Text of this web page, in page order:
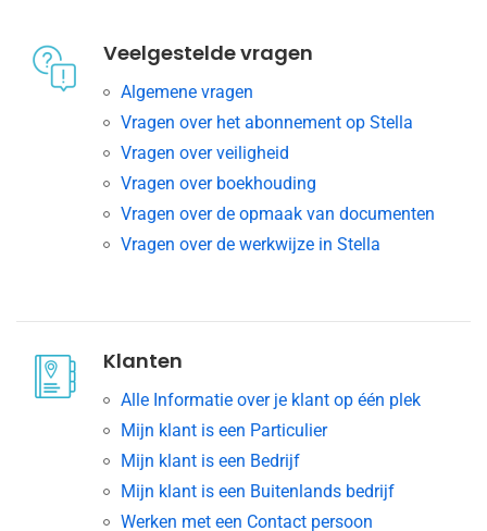
Veelgestelde vragen
Algemene vragen
Vragen over het abonnement op Stella
Vragen over veiligheid
Vragen over boekhouding
Vragen over de opmaak van documenten
Vragen over de werkwijze in Stella
Klanten
Alle Informatie over je klant op één plek
Mijn klant is een Particulier
Mijn klant is een Bedrijf
Mijn klant is een Buitenlands bedrijf
Werken met een Contact persoon